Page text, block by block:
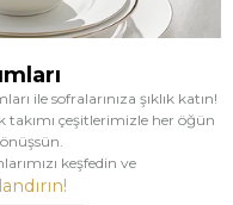
ile sofralarınıza şıklık katın!
takımı çeşitlerimizle her öğün
keşfedin ve